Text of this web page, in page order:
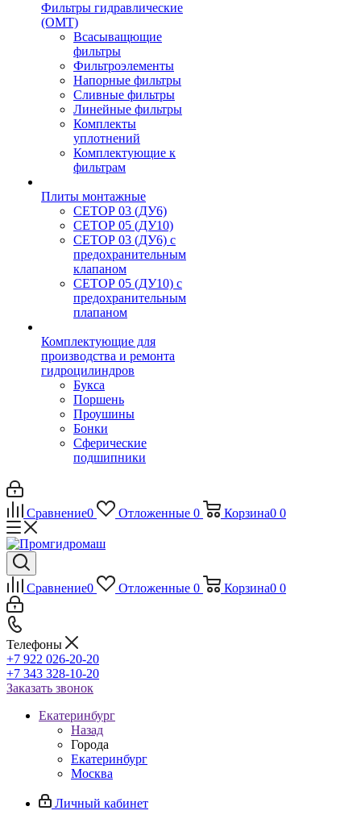
Фильтры гидравлические
(OMT)
Всасыващющие
фильтры
Фильтроэлементы
Напорные фильтры
Сливные фильтры
Линейные фильтры
Комплекты
уплотнений
Комплектующие к
фильтрам
Плиты монтажные
CЕТОР 03 (ДУ6)
CЕТОР 05 (ДУ10)
CЕТОР 03 (ДУ6) с
предохранительным
клапаном
CЕТОР 05 (ДУ10) с
предохранительным
плапаном
Комплектующие для
производства и ремонта
гидроцилиндров
Букса
Поршень
Проушины
Бонки
Сферические
подшипники
Сравнение0 Отложенные 0 Корзина0 0
Сравнение0 Отложенные 0 Корзина0 0
Телефоны
+7 922 026-20-20
+7 343 328-10-20
Заказать звонок
Екатеринбург
Назад
Города
Екатеринбург
Москва
Личный кабинет